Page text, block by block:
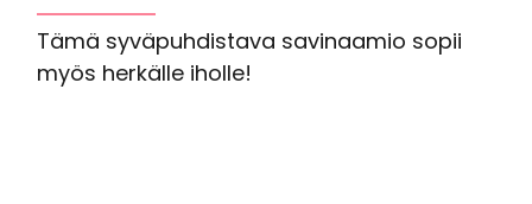
Tämä syväpuhdistava savinaamio sopii
myös herkälle iholle!